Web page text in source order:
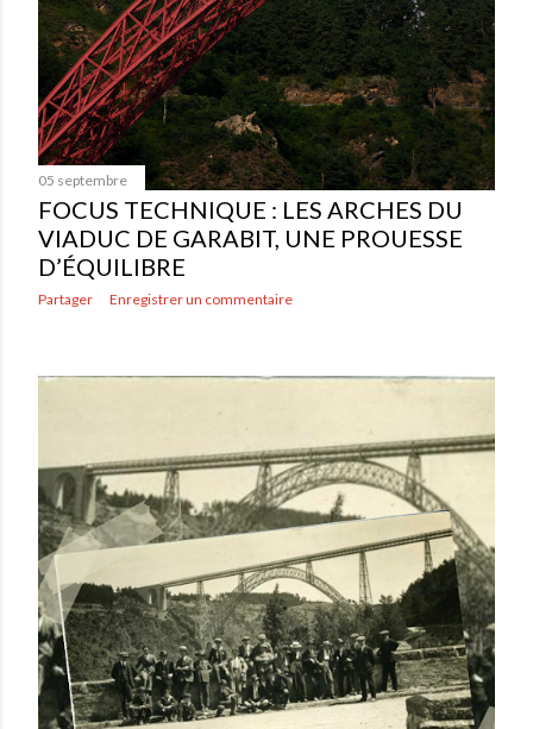
05 septembre
FOCUS TECHNIQUE : LES ARCHES DU
VIADUC DE GARABIT, UNE PROUESSE
D’ÉQUILIBRE
Partager Enregistrer un commentaire